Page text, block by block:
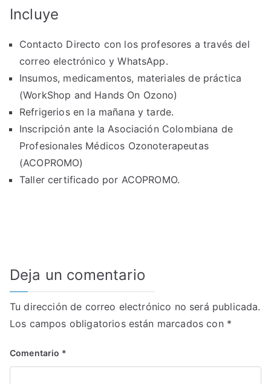
Incluye
Contacto Directo con los profesores a través del
correo electrónico y WhatsApp.
Insumos, medicamentos, materiales de práctica
(WorkShop and Hands On Ozono)
Refrigerios en la mañana y tarde.
Inscripción ante la Asociación Colombiana de
Profesionales Médicos Ozonoterapeutas
(ACOPROMO)
Taller certificado por ACOPROMO.
Deja un comentario
Tu dirección de correo electrónico no será publicada.
Los campos obligatorios están marcados con *
Comentario *